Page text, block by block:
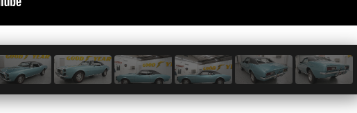
1 / 29